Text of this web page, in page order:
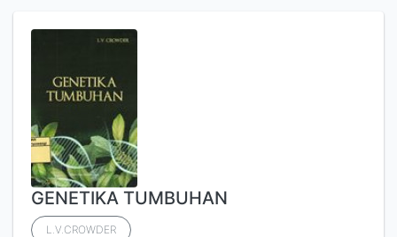
GENETIKA TUMBUHAN
L.V.CROWDER